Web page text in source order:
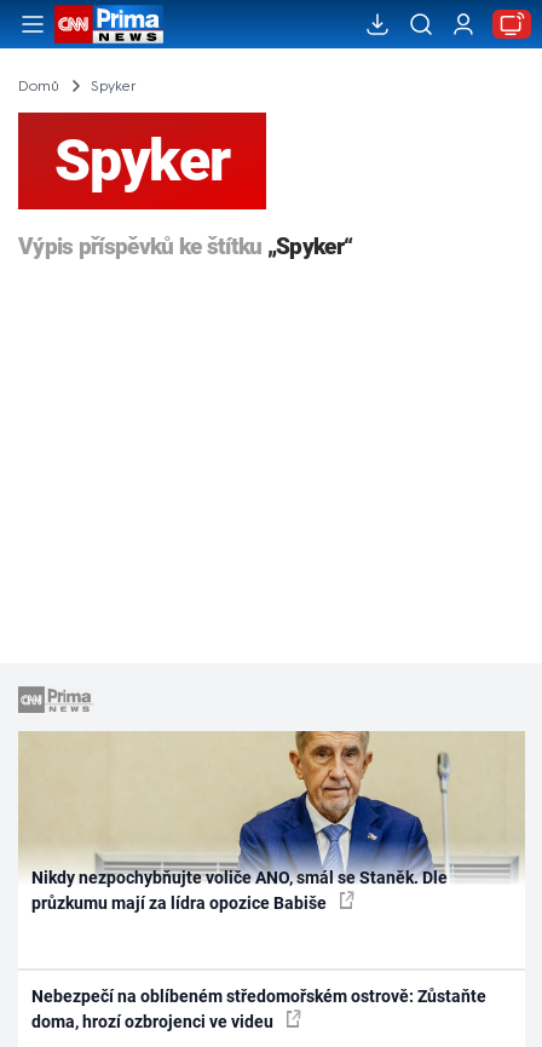
Domů Spyker
Spyker
Výpis příspěvků ke štítku „Spyker“
Nikdy nezpochybňujte voliče ANO, smál se Staněk. Dle
průzkumu mají za lídra opozice Babiše
Nebezpečí na oblíbeném středomořském ostrově: Zůstaňte
doma, hrozí ozbrojenci ve videu